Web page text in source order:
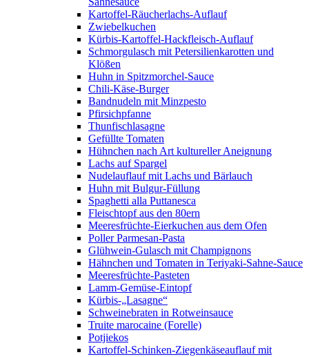
Kartoffel-Räucherlachs-Auflauf
Zwiebelkuchen
Kürbis-Kartoffel-Hackfleisch-Auflauf
Schmorgulasch mit Petersilienkarotten und
Klößen
Huhn in Spitzmorchel-Sauce
Chili-Käse-Burger
Bandnudeln mit Minzpesto
Pfirsichpfanne
Thunfischlasagne
Gefüllte Tomaten
Hühnchen nach Art kultureller Aneignung
Lachs auf Spargel
Nudelauflauf mit Lachs und Bärlauch
Huhn mit Bulgur-Füllung
Spaghetti alla Puttanesca
Fleischtopf aus den 80ern
Meeresfrüchte-Eierkuchen aus dem Ofen
Poller Parmesan-Pasta
Glühwein-Gulasch mit Champignons
Hähnchen und Tomaten in Teriyaki-Sahne-Sauce
Meeresfrüchte-Pasteten
Lamm-Gemüse-Eintopf
Kürbis-„Lasagne“
Schweinebraten in Rotweinsauce
Truite marocaine (Forelle)
Potjiekos
Kartoffel-Schinken-Ziegenkäseauflauf mit